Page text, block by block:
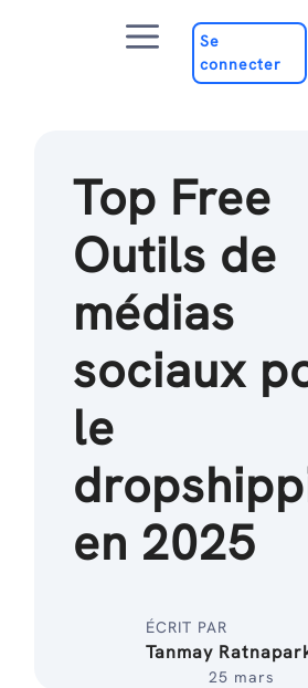
Menu
Se
connecter
Top Free
Outils de
médias
sociaux
le
en 2025
ÉCRIT PAR
Tanmay
25 mars